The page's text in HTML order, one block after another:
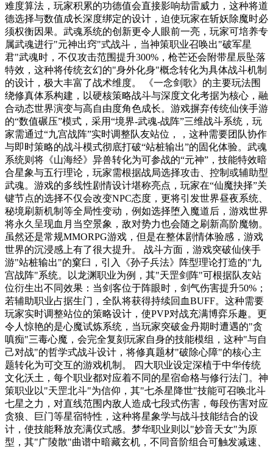
难度算法，玩家积累的功德值会直接影响劫雷威力，这种将道
德选择与数值成长深度绑定的设计，迫使玩家在斩妖除魔时必
须权衡因果。武魂系统的创新更令人眼前一亮，玩家可培养专
属武魂进行"元神出窍"式战斗，当神策职业召唤出"破军星
君"武魂时，不仅攻击范围提升300%，枪芒还会附带星辰坠落
特效，这种将传统玄幻的"身外化身"概念转化为具体战斗机制
的设计，极大丰富了战术维度。 《一念剑歌》的主要玩法围
绕修真体系构建，以硬核策略战斗与深度文化考据为核心，融
合动态世界演变与高自由度角色成长。游戏摒弃传统仙侠手游
的“数值碾压”模式，采用“境界-武魂-战阵”三维战斗系统，玩
家需通过“九宫战阵”实时调整队友站位，，这种需要团队协作
与即时策略的战斗模式彻底打破“站桩输出”的固化体验。武魂
系统则将《山海经》异兽转化为可参战的“元神”，技能特效暗
合星象与五行理论，玩家需根据战局选择攻击、控制或辅助型
武魂。游戏的多线性剧情设计堪称亮点，玩家在“仙魔抉择”关
键节点的选择不仅会改变NPC态度，更将引发世界昼夜系统、
秘境刷新机制等全局性变动，例如选择堕入魔道后，游戏世界
将永久呈现血月当空景象，敌对势力也会随之刷新高阶魔物。
虽然还是常规MMORPG游戏，但是在整体剧情体验感，游戏
世界的沉浸感上有了很大提升。 战斗方面，游戏突破仙侠手
游"站桩输出"的窠臼，引入《孙子兵法》阵型理论打造的"九
宫战阵"系统。以龙渊职业为例，其"天罡剑阵"可根据队友站
位衍生出不同效果：当剑客位于阵眼时，剑气伤害提升50%；
若辅助职业占据生门，全队将获得持续回血BUFF。这种需要
玩家实时调整站位的策略设计，使PVP对战充满博弈乐趣。更
令人惊艳的是心魔试炼系统，当玩家突破金丹期时遭遇的"贪
嗔痴"三毒心魔，会完全复刻玩家自身的技能模组，这种"与自
己对战"的哲学式战斗设计，将修真题材"破除心障"的核心主
题转化为可交互的游戏机制。 四大职业设定深植于中华传统
文化沃土，每个职业都对应着不同的星宿命格与修行法门。神
策职业以"天罡北斗"为信仰，其"七杀星降世"技能可召唤北斗
七星之力，对直线范围内敌人造成七段式伤害，每段伤害对应
贪狼、巨门等星宿特性，这种将星象学与战斗技能结合的设
计，使技能释放充满仪式感。梦华职业则以"妙音天女"为原
型，其"广陵散"曲谱中暗藏玄机，不同音阶组合可触发减速、